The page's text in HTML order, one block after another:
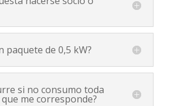
paquete de 0,5 kW?
si no consumo toda
me corresponde?